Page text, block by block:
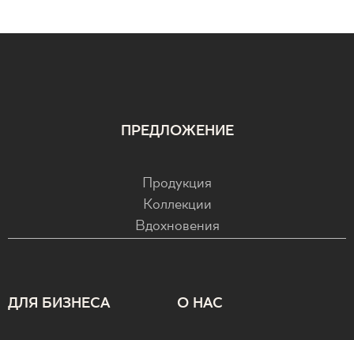
ПРЕДЛОЖЕНИЕ
Продукция
Коллекции
Вдохновения
ДЛЯ БИЗНЕСА О НАС